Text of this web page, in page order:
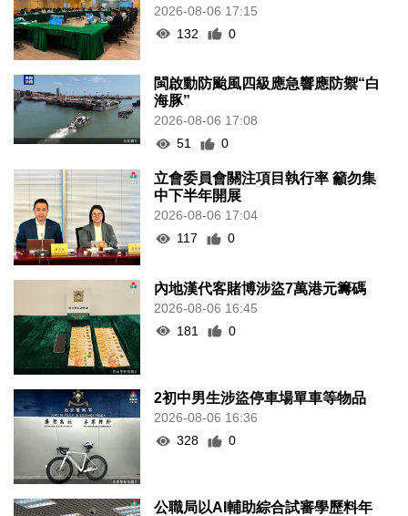
2026-08-06 17:15
132
0
閩啟動防颱風四級應急響應防禦“白
海豚”
2026-08-06 17:08
51
0
立會委員會關注項目執行率 籲勿集
中下半年開展
2026-08-06 17:04
117
0
內地漢代客賭博涉盜7萬港元籌碼
2026-08-06 16:45
181
0
2初中男生涉盜停車場單車等物品
2026-08-06 16:36
328
0
公職局以AI輔助綜合試審學歷料年